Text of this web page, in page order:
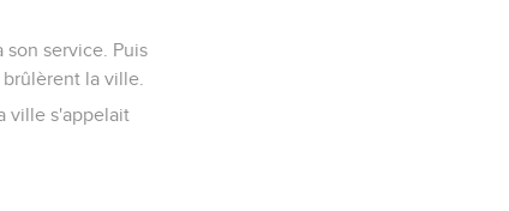
son service. Puis
la ville.
ville s'appelait